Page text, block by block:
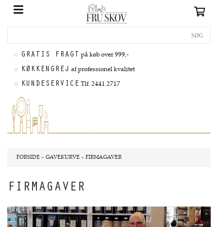
GRATIS FRAGT på køb over 999,-
KØKKENGREJ af professionel kvalitet
KUNDESERVICE Tlf. 2441 2717
FORSIDE » GAVEKURVE » FIRMAGAVER
FIRMAGAVER